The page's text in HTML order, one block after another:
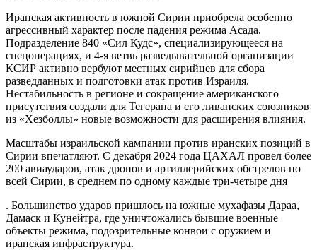
Иранская активность в южной Сирии приобрела особенно
агрессивный характер после падения режима Асада.
Подразделение 840 «Сил Кудс», специализирующееся на
спецоперациях, и 4-я ветвь разведывательной организации
КСИР активно вербуют местных сирийцев для сбора
разведданных и подготовки атак против Израиля.
Нестабильность в регионе и сокращение американского
присутствия создали для Тегерана и его ливанских союзников
из «Хезболлы» новые возможности для расширения влияния.
Масштабы израильской кампании против иранских позиций в
Сирии впечатляют. С декабря 2024 года ЦАХАЛ провел более
200 авиаударов, атак дронов и артиллерийских обстрелов по
всей Сирии, в среднем по одному каждые три-четыре дня
. Большинство ударов пришлось на южные мухафазы Дараа,
Дамаск и Кунейтра, где уничтожались бывшие военные
объекты режима, подозрительные конвои с оружием и
иранская инфраструктура.